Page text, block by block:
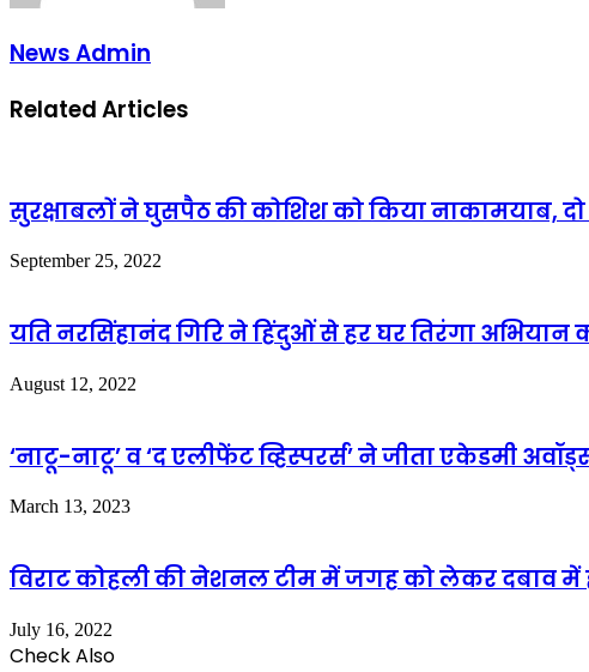
News Admin
Related Articles
सुरक्षाबलों ने घुसपैठ की कोशिश को किया नाकामयाब,
September 25, 2022
यति नरसिंहानंद गिरि ने हिंदुओं से हर घर तिरंगा
August 12, 2022
‘नाटू-नाटू’ व ‘द एलीफेंट व्हिस्परर्स’ ने जीता एकेडमी
March 13, 2023
विराट कोहली की नेशनल टीम में जगह को लेकर दबाव में
July 16, 2022
Check Also